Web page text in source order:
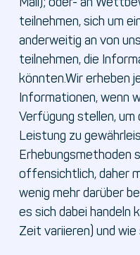
teilnehmen, sich um
anderweitig an von
teilnehmen, die
könnten.Wir erheben
Informationen, wenn
Verfügung stellen,
Leistung zu
Erhebungsmethoden
offensichtlich, daher
wenig mehr darüber
es sich dabei handeln
Zeit variieren) und